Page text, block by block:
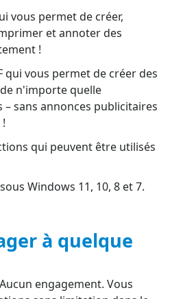
vous permet de créer,
et annoter des
!
qui vous permet de créer des
n'importe quelle
sans annonces publicitaires
qui peuvent être utilisés
Windows 11, 10, 8 et 7.
à quelque
Aucun engagement. Vous